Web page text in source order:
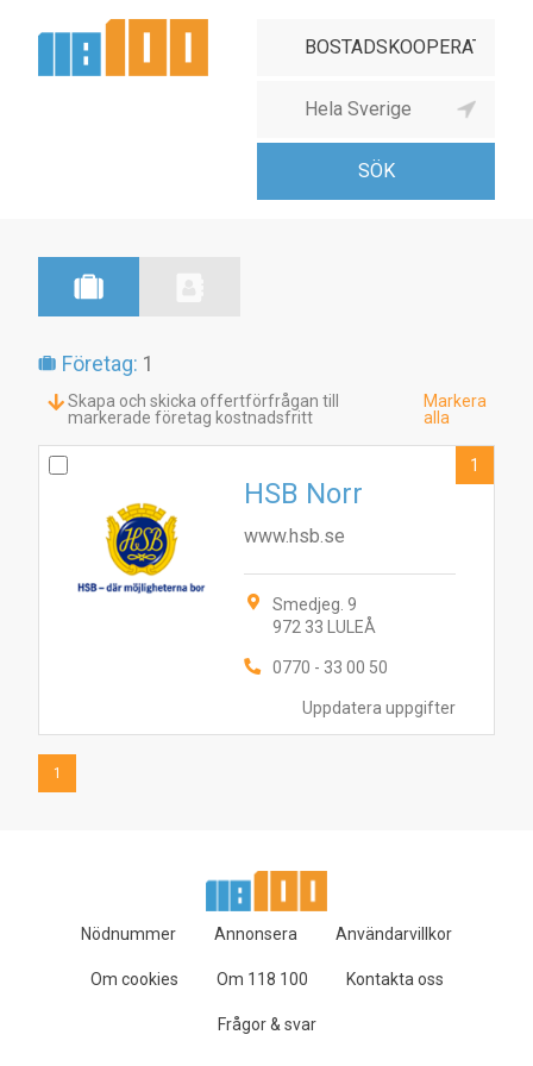
Företag: 1
Skapa och skicka offertförfrågan till
markerade företag kostnadsfritt
Markera
alla
Uppdatera uppgifter
HSB Norr
www.hsb.se
Smedjeg. 9
972 33 LULEÅ
0770 - 33 00 50
1
1
Nödnummer Annonsera Användarvillkor
Om cookies Om 118 100 Kontakta oss
Frågor & svar